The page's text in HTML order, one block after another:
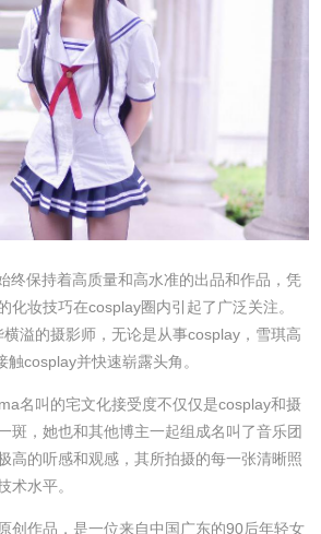
终保持着高质量和高水准的出品和作品，凭
化妆技巧在cosplay圈内引起了广泛关注。
溢的摄影师，无论是从事cosplay，雪琪高
cosplay并快速崭露头角。
名叫的宅文化接受度不仅仅是cosplay和摄
斑，她也和其他博主一起组成名叫了音乐团
高的听感和观感，其所拍摄的每一张清晰照
术水平。
创作品，是一位来自中国广东的90后年轻女